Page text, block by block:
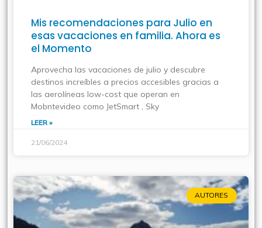
Mis recomendaciones para Julio en
esas vacaciones en familia. Ahora es
el Momento
Aprovecha las vacaciones de julio y descubre
destinos increíbles a precios accesibles gracias a
las aerolíneas low-cost que operan en
Mobntevideo como JetSmart , Sky
LEER »
21/06/2024
AUTORES